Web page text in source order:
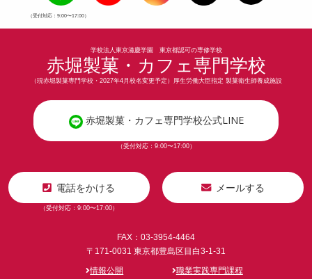
（受付対応：9:00〜17:00）
学校法人東京滋慶学園 東京都認可の専修学校
赤堀製菓・カフェ専門学校
（現赤堀製菓専門学校・2027年4月校名変更予定）厚生労働大臣指定 製菓衛生師養成施設
赤堀製菓・カフェ専門学校公式LINE
（受付対応：9:00〜17:00）
電話をかける
（受付対応：9:00〜17:00）
メールする
FAX：03-3954-4464
〒171-0031 東京都豊島区目白3-1-31
情報公開 職業実践専門課程